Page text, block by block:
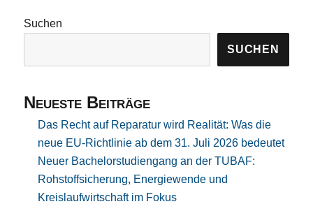
Suchen
SUCHEN
Neueste Beiträge
Das Recht auf Reparatur wird Realität: Was die
neue EU-Richtlinie ab dem 31. Juli 2026 bedeutet
Neuer Bachelorstudiengang an der TUBAF:
Rohstoffsicherung, Energiewende und
Kreislaufwirtschaft im Fokus